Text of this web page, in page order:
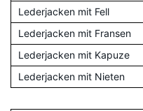
Lederjacken mit Fell
Lederjacken mit Fransen
Lederjacken mit Kapuze
Lederjacken mit Nieten